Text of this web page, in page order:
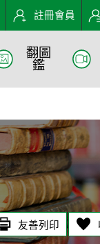
註冊會員
翻圖
鑑
友善列印